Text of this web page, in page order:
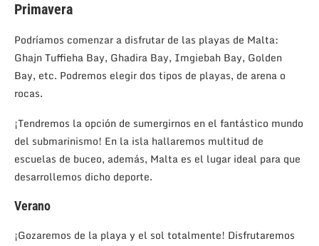
Primavera
Podríamos comenzar a disfrutar de las playas de Malta:
Ghajn Tuffieha Bay, Ghadira Bay, Imgiebah Bay, Golden
Bay, etc. Podremos elegir dos tipos de playas, de arena o
rocas.
¡Tendremos la opción de sumergirnos en el fantástico mundo
del submarinismo! En la isla hallaremos multitud de
escuelas de buceo, además, Malta es el lugar ideal para que
desarrollemos dicho deporte.
Verano
¡Gozaremos de la playa y el sol totalmente! Disfrutaremos